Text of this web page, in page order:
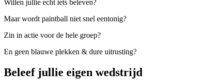
Willen jullie echt iets beleven?
Maar wordt paintball niet snel eentonig?
Zin in actie voor de hele groep?
En geen blauwe plekken & dure uitrusting?
Beleef jullie eigen wedstrijd